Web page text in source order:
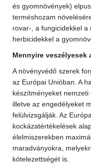
és gyomnövények)
terméshozam
rovar-, a fungicidekkel
herbicidekkel a
Mennyire veszélyesek
A növényvédő szerek
az Európai Unióban. A
készítményeket
illetve az engedélyeket
felülvizsgálják. Az
kockázatértékelések
élelmiszerekben
maradványokra,
kötelezettségét is.